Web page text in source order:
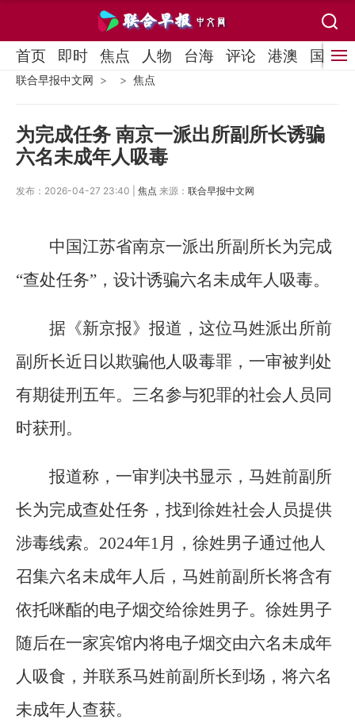
首页 即时 焦点 人物 台海 评论 港澳 国际
联合早报中文网 焦点
为完成任务 南京一派出所副所长诱骗
六名未成年人吸毒
发布：2026-04-27 23:40 | 焦点 来源： 联合早报中文网
中国江苏省南京一派出所副所长为完成
“查处任务”，设计诱骗六名未成年人吸毒。
据《新京报》报道，这位马姓派出所前
副所长近日以欺骗他人吸毒罪，一审被判处
有期徒刑五年。三名参与犯罪的社会人员同
时获刑。
报道称，一审判决书显示，马姓前副所
长为完成查处任务，找到徐姓社会人员提供
涉毒线索。2024年1月，徐姓男子通过他人
召集六名未成年人后，马姓前副所长将含有
依托咪酯的电子烟交给徐姓男子。徐姓男子
随后在一家宾馆内将电子烟交由六名未成年
人吸食，并联系马姓前副所长到场，将六名
未成年人查获。